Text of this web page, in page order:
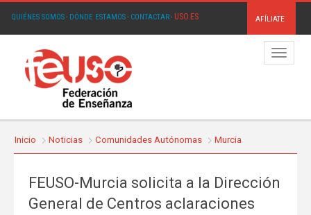
QUIÉNES SOMOS· DÓNDE ESTAMOS· CONTACTAR· USO.ES AFÍLIATE
Menú
Inicio Noticias Comunidades Autónomas Murcia
FEUSO-Murcia solicita a la Dirección
General de Centros aclaraciones